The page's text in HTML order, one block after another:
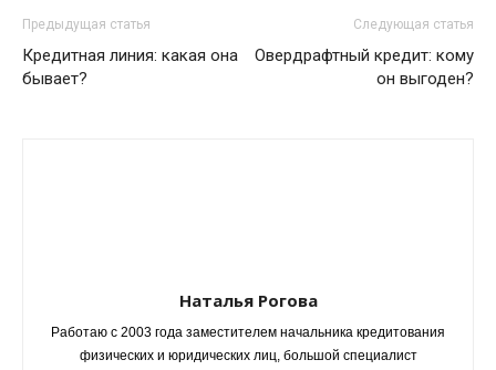
Предыдущая статья
Кредитная линия: какая она
бывает?
Следующая статья
Овердрафтный кредит: кому
он выгоден?
Наталья Рогова
Работаю с 2003 года заместителем начальника кредитования
физических и юридических лиц, большой специалист